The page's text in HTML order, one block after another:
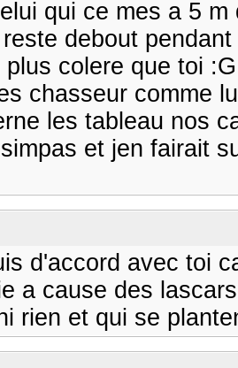
qui ce mes a 5
debout
colere que toi
chasseur comme
les tableau nos
et jen fairait
d'accord avec toi
a cause des
rien et qui se